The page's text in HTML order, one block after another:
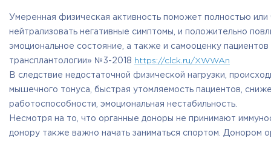
Умеренная физическая активность поможет полностью или
нейтрализовать негативные симптомы, и положительно
эмоциональное состояние, а также и самооценку
трансплантологии» №3-2018 https://clck.ru/XWWAn
В следствие недостаточной физической нагрузки,
мышечного тонуса, быстрая утомляемость пациентов,
работоспособности, эмоциональная нестабильность.
Несмотря на то, что органные доноры не принимают
донору также важно начать заниматься спортом. Донором